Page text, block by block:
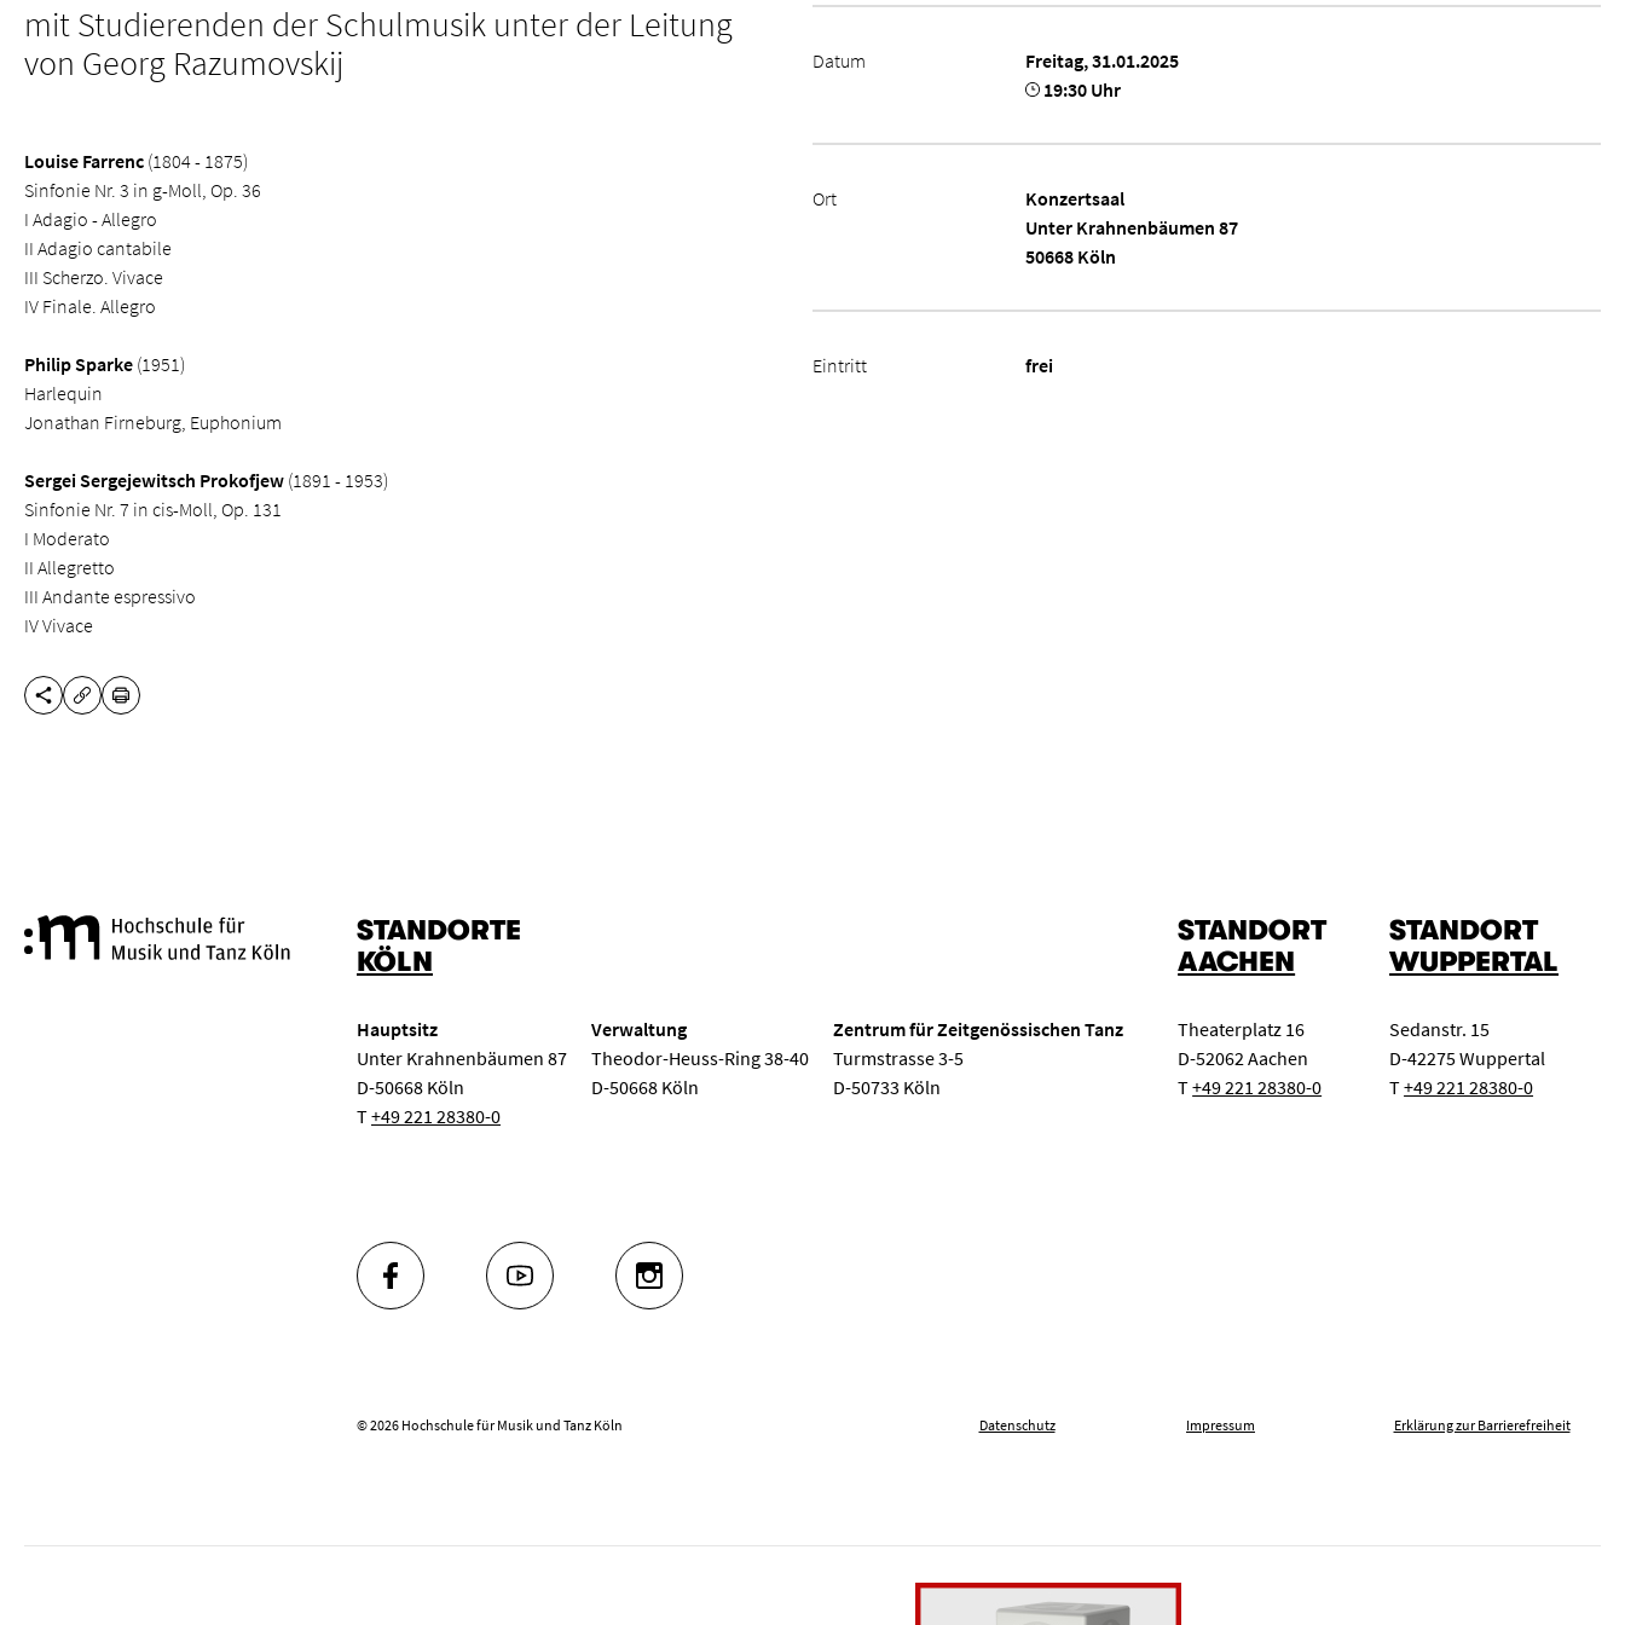
mit Studierenden der Schulmusik unter der Leitung
von Georg Razumovskij
Louise Farrenc (1804 - 1875)
Sinfonie Nr. 3 in g-Moll, Op. 36
I Adagio - Allegro
II Adagio cantabile
III Scherzo. Vivace
IV Finale. Allegro
Philip Sparke (1951)
Harlequin
Jonathan Firneburg, Euphonium
Sergei Sergejewitsch Prokofjew (1891 - 1953)
Sinfonie Nr. 7 in cis-Moll, Op. 131
I Moderato
II Allegretto
III Andante espressivo
IV Vivace
Datum
Freitag, 31.01.2025
19:30 Uhr
Ort
Konzertsaal
Unter Krahnenbäumen 87
50668 Köln
Eintritt frei
DIESE SEITE TEILEN
URL KOPIEREN
DRUCKEN
Hochschule für Musik und Tanz Köln
STANDORTE
KÖLN
Hauptsitz
Unter Krahnenbäumen 87
D-50668 Köln
T+49 221 28380-0
Verwaltung
Theodor-Heuss-Ring 38-40
D-50668 Köln
Zentrum für Zeitgenössischen Tanz
Turmstrasse 3-5
D-50733 Köln
STANDORT
AACHEN
Theaterplatz 16
D-52062 Aachen
T+49 221 28380-0
STANDORT
WUPPERTAL
Sedanstr. 15
D-42275 Wuppertal
T+49 221 28380-0
FACEBOOK YOUTUBE INSTAGRAM
© 2026 Hochschule für Musik und Tanz Köln Datenschutz Impressum Erklärung zur Barrierefreiheit